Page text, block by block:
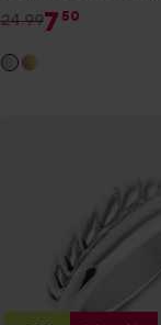
24.997 50